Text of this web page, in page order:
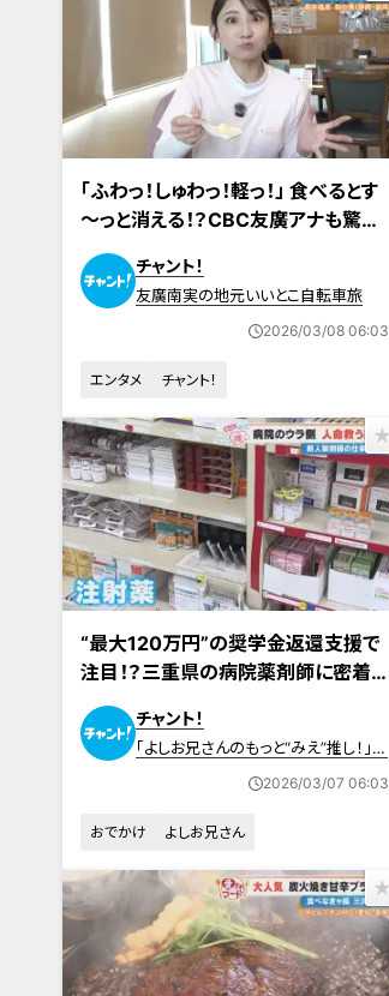
「ふわっ！しゅわっ！軽っ！」 食べるとす
～っと消える！？CBC友廣アナも驚き
の「たまごふわふわ」とは？
チャント！
友廣南実の地元いいとこ自転車旅
2026/03/08 06:03
エンタメ チャント！
“最大120万円”の奨学金返還支援で
注目！？三重県の病院薬剤師に密着！
重要業務の“抗がん剤調製”のウラ側
も
チャント！
「よしお兄さんのもっと“みえ”推し！」記
2026/03/07 06:03
おでかけ よしお兄さん